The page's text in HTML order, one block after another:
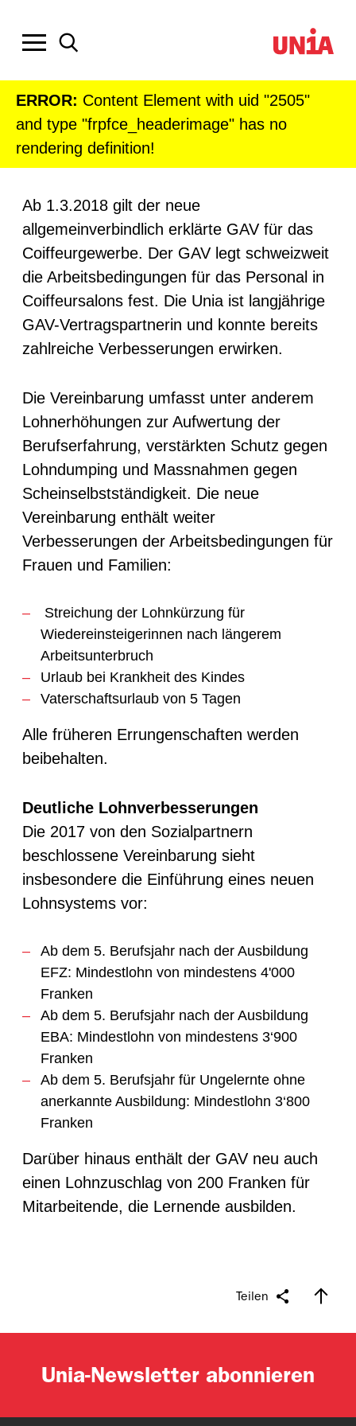
ERROR: Content Element with uid "2505"
and type "frpfce_headerimage" has no
rendering definition!
Ab 1.3.2018 gilt der neue
allgemeinverbindlich erklärte GAV für das
Coiffeurgewerbe. Der GAV legt schweizweit
die Arbeitsbedingungen für das Personal in
Coiffeursalons fest. Die Unia ist langjährige
GAV-Vertragspartnerin und konnte bereits
zahlreiche Verbesserungen erwirken.
Die Vereinbarung umfasst unter anderem
Lohnerhöhungen zur Aufwertung der
Berufserfahrung, verstärkten Schutz gegen
Lohndumping und Massnahmen gegen
Scheinselbstständigkeit. Die neue
Vereinbarung enthält weiter
Verbesserungen der Arbeitsbedingungen für
Frauen und Familien:
Streichung der Lohnkürzung für
Wiedereinsteigerinnen nach längerem
Arbeitsunterbruch
Urlaub bei Krankheit des Kindes
Vaterschaftsurlaub von 5 Tagen
Alle früheren Errungenschaften werden
beibehalten.
Deutliche Lohnverbesserungen
Die 2017 von den Sozialpartnern
beschlossene Vereinbarung sieht
insbesondere die Einführung eines neuen
Lohnsystems vor:
Ab dem 5. Berufsjahr nach der Ausbildung
EFZ: Mindestlohn von mindestens 4'000
Franken
Ab dem 5. Berufsjahr nach der Ausbildung
EBA: Mindestlohn von mindestens 3‘900
Franken
Ab dem 5. Berufsjahr für Ungelernte ohne
anerkannte Ausbildung: Mindestlohn 3‘800
Franken
Darüber hinaus enthält der GAV neu auch
einen Lohnzuschlag von 200 Franken für
Mitarbeitende, die Lernende ausbilden.
Teilen
Unia-Newsletter abonnieren